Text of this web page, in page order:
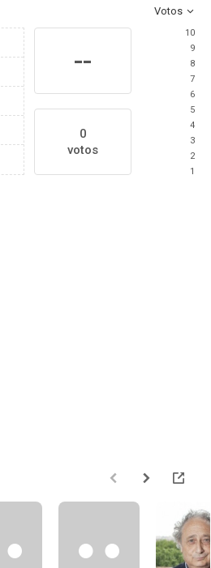
Votos
--
0
votos
10
9
8
7
6
5
4
3
2
1